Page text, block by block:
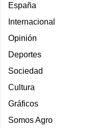
España
Internacional
Opinión
Deportes
Sociedad
Cultura
Gráficos
Somos Agro